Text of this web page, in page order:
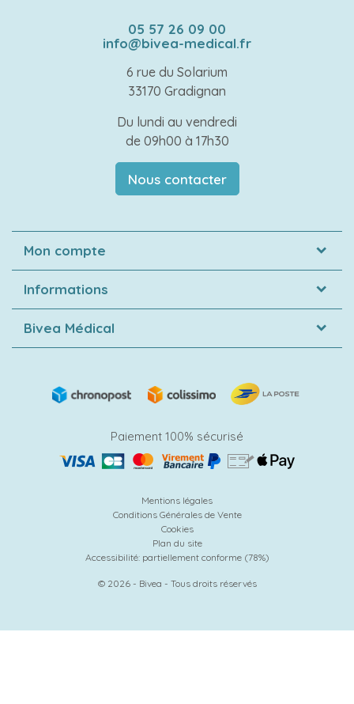
05 57 26 09 00
info@bivea-medical.fr
6 rue du Solarium
33170 Gradignan
Du lundi au vendredi
de 09h00 à 17h30
Nous contacter
Mon compte
Informations
Bivea Médical
Paiement 100% sécurisé
Mentions légales
Conditions Générales de Vente
Cookies
Plan du site
Accessibilité: partiellement conforme (78%)
© 2026 - Bivea - Tous droits réservés